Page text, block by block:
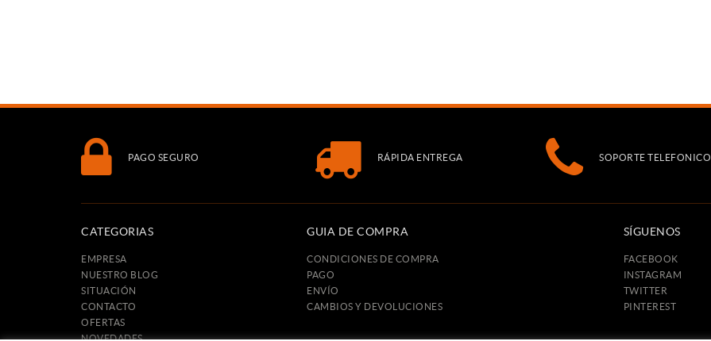
PAGO SEGURO RÁPIDA ENTREGA SOPORTE TELEFONICO
CATEGORIAS
EMPRESA
NUESTRO BLOG
SITUACIÓN
CONTACTO
OFERTAS
NOVEDADES
GUIA DE COMPRA
CONDICIONES DE COMPRA
PAGO
ENVÍO
CAMBIOS Y DEVOLUCIONES
SÍGUENOS
FACEBOOK
INSTAGRAM
TWITTER
PINTEREST